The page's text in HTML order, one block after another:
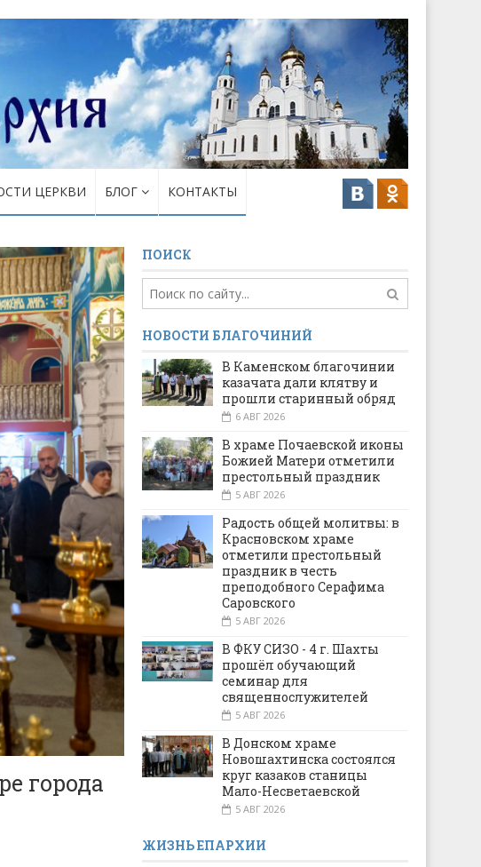
ЦЕРКВИ БЛОГ КОНТАКТЫ
города
ПОИСК
НОВОСТИ БЛАГОЧИНИЙ
В Каменском благочинии
казачата дали клятву и
прошли старинный обряд
6 АВГ 2026
В храме Почаевской иконы
Божией Матери отметили
престольный праздник
5 АВГ 2026
Радость общей молитвы: в
Красновском храме
отметили престольный
праздник в честь
преподобного Серафима
Саровского
5 АВГ 2026
В ФКУ СИЗО - 4 г. Шахты
прошёл обучающий
семинар для
священнослужителей
5 АВГ 2026
В Донском храме
Новошахтинска состоялся
круг казаков станицы
Мало-Несветаевской
5 АВГ 2026
ЖИЗНЬ ЕПАРХИИ